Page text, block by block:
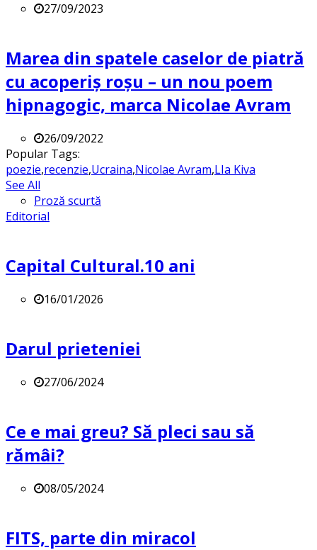
27/09/2023
Marea din spatele caselor de piatră
cu acoperiș roșu – un nou poem
hipnagogic, marca Nicolae Avram
26/09/2022
Popular Tags:
poezie,recenzie,Ucraina,Nicolae Avram,LIa Kiva
See All
Proză scurtă
Editorial
Capital Cultural.10 ani
16/01/2026
Darul prieteniei
27/06/2024
Ce e mai greu? Să pleci sau să
rămâi?
08/05/2024
FITS, parte din miracol